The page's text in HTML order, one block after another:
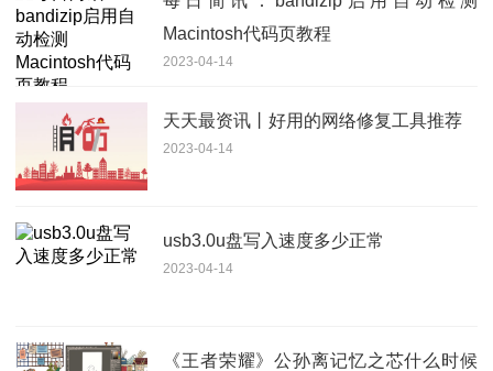
Macintosh代码页教程
2023-04-14
天天最资讯丨好用的网络修复工具推荐
2023-04-14
usb3.0u盘写入速度多少正常
2023-04-14
《王者荣耀》公孙离记忆之芯什么时候